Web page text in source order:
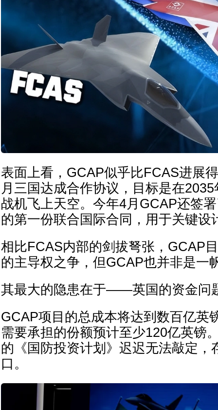
表面上看，GCAP似乎比FCAS进展
月三国达成合作协议，目标是在
战机飞上天空。今年4月GCAP还签
的第一份联合国际合同，用于关键设
相比FCAS内部的剑拔弩张，GCAP
的主导权之争，但GCAP也并非是一
其最大的隐患在于——英国的资金问
GCAP项目的总成本将达到数百亿英
需要承担的份额预计至少120亿英镑
的《国防投资计划》迟迟无法敲定，
口。